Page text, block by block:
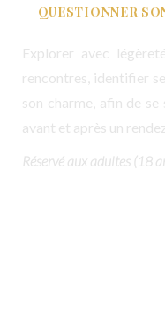
QUESTIONNER
Explorer avec
rencontres, identifier
son charme, afin de
avant et après un
Réservé aux adultes (18